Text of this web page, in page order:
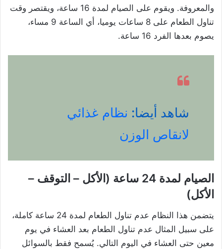
والمعروفة. ويقوم على الصيام لمدة 16 ساعة، ويقتصر وقت
تناول الطعام على 8 ساعات يوميا، أي الساعة 9 مساء،
يصوم بعدها الفرد 16 ساعة.
شاهد أيضا: نظام غذائي
لانقاص الوزن
الصيام لمدة 24 ساعة (الأكل – التوقف –
الأكل)
يتضمن هذا النظام عدم تناول الطعام لمدة 24 ساعة كاملة،
على سبيل المثال عدم تناول الطعام بعد العشاء في يوم
معين حتى العشاء في اليوم التالي. يُسمح فقط بالسوائل